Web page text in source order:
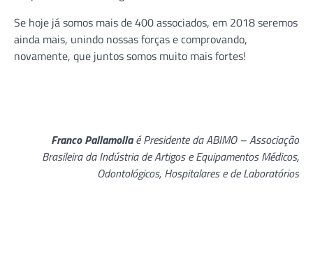
Se hoje já somos mais de 400 associados, em 2018 seremos
ainda mais, unindo nossas forças e comprovando,
novamente, que juntos somos muito mais fortes!
Franco Pallamollaé Presidente da ABIMO – Associação
Brasileira da Indústria de Artigos e Equipamentos Médicos,
Odontológicos, Hospitalares e de Laboratórios